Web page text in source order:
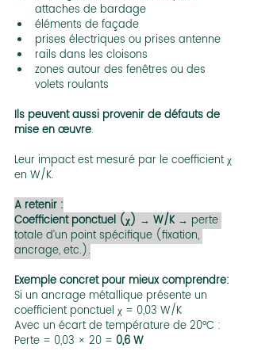
attaches de bardage
éléments de façade
prises électriques ou prises antenne
rails dans les cloisons
zones autour des fenêtres ou des
volets roulants
Ils peuvent aussi provenir de défauts de
mise en œuvre.
Leur impact est mesuré par le coefficient χ
en W/K.
A retenir :
Coefficient ponctuel (χ) → W/K → perte
totale d’un point spécifique (fixation,
ancrage, etc.).
Exemple concret pour mieux comprendre:
Si un ancrage métallique présente un
coefficient ponctuel χ = 0,03 W/K
Avec un écart de température de 20°C :
Perte = 0,03 × 20 = 0,6 W